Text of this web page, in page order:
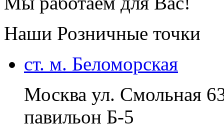
Наши Розничные точки
ст. м. Беломорская
Москва ул. Смольная
павильон Б-5